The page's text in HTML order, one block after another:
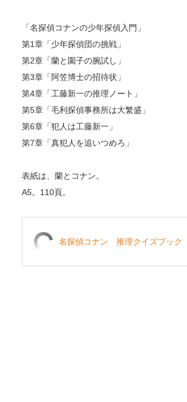
「名探偵コナンの少年探偵入門」
第1章「少年探偵団の挑戦」
第2章「蘭と園子の腕試し」
第3章「阿笠博士の招待状」
第4章「工藤新一の推理ノート」
第5章「毛利探偵事務所は大繁盛」
第6章「犯人は工藤新一」
第7章「真犯人を追いつめろ」
表紙は、蘭とコナン。
A5。110頁。
名探偵コナン 推理クイズブック